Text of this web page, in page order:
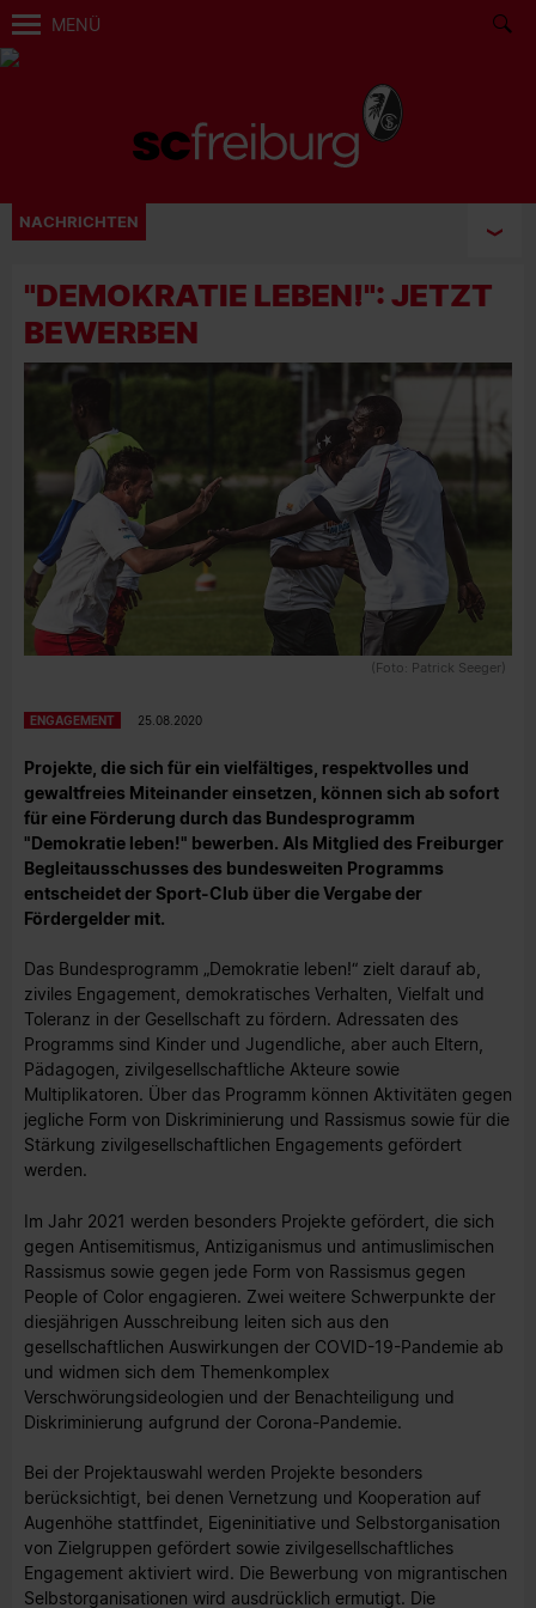
MENÜ
NACHRICHTEN
"DEMOKRATIE LEBEN!": JETZT
BEWERBEN
(Foto: Patrick Seeger)
ENGAGEMENT 25.08.2020
Projekte, die sich für ein vielfältiges, respektvolles und
gewaltfreies Miteinander einsetzen, können sich ab sofort
für eine Förderung durch das Bundesprogramm
"Demokratie leben!" bewerben. Als Mitglied des Freiburger
Begleitausschusses des bundesweiten Programms
entscheidet der Sport-Club über die Vergabe der
Fördergelder mit.
Das Bundesprogramm „Demokratie leben!“ zielt darauf ab,
ziviles Engagement, demokratisches Verhalten, Vielfalt und
Toleranz in der Gesellschaft zu fördern. Adressaten des
Programms sind Kinder und Jugendliche, aber auch Eltern,
Pädagogen, zivilgesellschaftliche Akteure sowie
Multiplikatoren. Über das Programm können Aktivitäten gegen
jegliche Form von Diskriminierung und Rassismus sowie für die
Stärkung zivilgesellschaftlichen Engagements gefördert
werden.
Im Jahr 2021 werden besonders Projekte gefördert, die sich
gegen Antisemitismus, Antiziganismus und antimuslimischen
Rassismus sowie gegen jede Form von Rassismus gegen
People of Color engagieren. Zwei weitere Schwerpunkte der
diesjährigen Ausschreibung leiten sich aus den
gesellschaftlichen Auswirkungen der COVID-19-Pandemie ab
und widmen sich dem Themenkomplex
Verschwörungsideologien und der Benachteiligung und
Diskriminierung aufgrund der Corona-Pandemie.
Bei der Projektauswahl werden Projekte besonders
berücksichtigt, bei denen Vernetzung und Kooperation auf
Augenhöhe stattfindet, Eigeninitiative und Selbstorganisation
von Zielgruppen gefördert sowie zivilgesellschaftliches
Engagement aktiviert wird. Die Bewerbung von migrantischen
Selbstorganisationen wird ausdrücklich ermutigt. Die